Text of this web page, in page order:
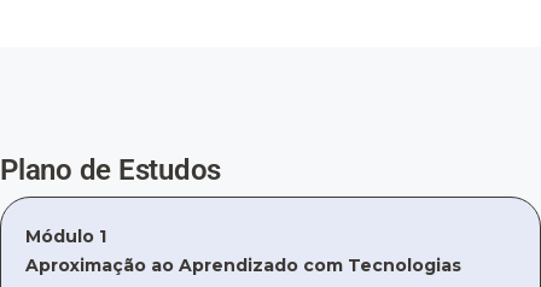
Plano de Estudos
Módulo 1
Aproximação ao Aprendizado com Tecnologias